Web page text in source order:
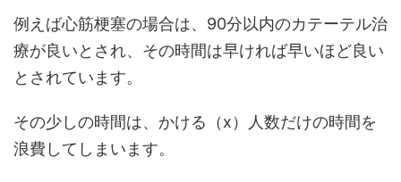
例えば心筋梗塞の場合は、90分以内のカテーテル治
療が良いとされ、その時間は早ければ早いほど良い
とされています。
その少しの時間は、かける（x）人数だけの時間を
浪費してしまいます。